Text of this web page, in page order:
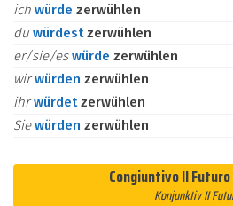
ich würde zerwühlen
du würdestzerwühlen
er/sie/eswürde zerwühlen
wirwürden zerwühlen
ihrwürdetzerwühlen
Siewürden zerwühlen
Congiuntivo II
Konjunktiv II